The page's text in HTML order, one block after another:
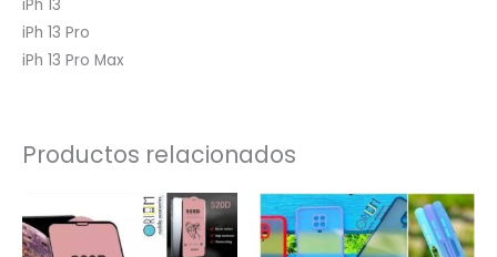
iPh 13
iPh 13 Pro
iPh 13 Pro Max
Productos relacionados